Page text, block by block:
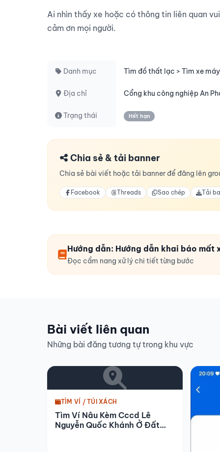
Ai nhìn thấy xe hoặc có thông tin liên quan
cảm ơn mọi người.
Danh mục Tìm đồ thất lạc > Tìm xe máy
Địa chỉ Cổng khu công nghiệp An
Trạng thái Hết hạn
Chia sẻ & tải banner
Chia sẻ bài viết hoặc tải banner để đăng lên
Facebook Threads Sao chép Tải
Hướng dẫn: Hướng dẫn khai báo mất
Đọc cẩm nang xử lý chi tiết từng bước
Bài viết liên quan
Những bài đăng tương tự trong khu vực
TÌM VÍ / TÚI XÁCH
Tìm Ví Nâu Kèm Cccd Lê
Nguyễn Quốc Khánh Ở Đất